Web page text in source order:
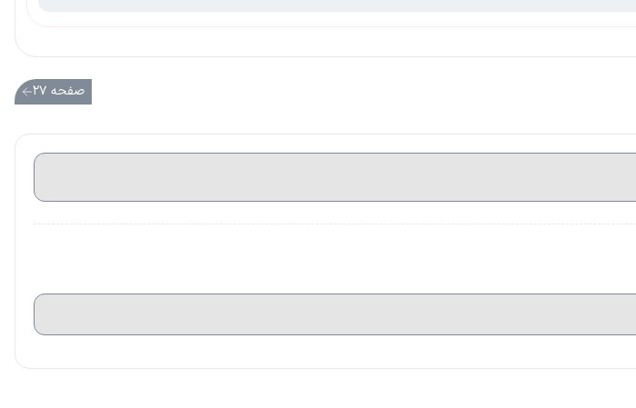
صفحه ۲۷